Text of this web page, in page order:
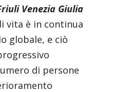
Venezia Giulia
vita è in continua
globale, e ciò
di persone